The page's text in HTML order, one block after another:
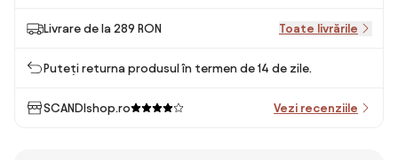
Livrare de la 289 RON Toate livrările
Puteți returna produsul în termen de 14 de zile.
SCANDIshop.ro Vezi recenziile